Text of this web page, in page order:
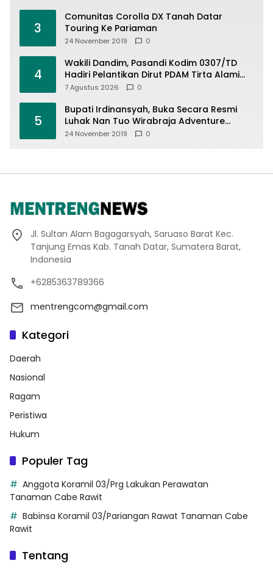
3
Comunitas Corolla DX Tanah Datar
Touring Ke Pariaman
24 November 2019 0
4
Wakili Dandim, Pasandi Kodim 0307/TD
Hadiri Pelantikan Dirut PDAM Tirta Alami
Batusangkar Dr. Inoki Ulma Tiara
7 Agustus 2026 0
5
Bupati Irdinansyah, Buka Secara Resmi
Luhak Nan Tuo Wirabraja Adventure
Offroad 2019
24 November 2019 0
Jl. Sultan Alam Bagagarsyah, Saruaso Barat Kec.
Tanjung Emas Kab. Tanah Datar, Sumatera Barat,
Indonesia
+6285363789366
mentrengcom@gmail.com
Kategori
Daerah
Nasional
Ragam
Peristiwa
Hukum
Populer Tag
Anggota Koramil 03/Prg Lakukan Perawatan
Tanaman Cabe Rawit
Babinsa Koramil 03/Pariangan Rawat Tanaman Cabe
Rawit
Tentang